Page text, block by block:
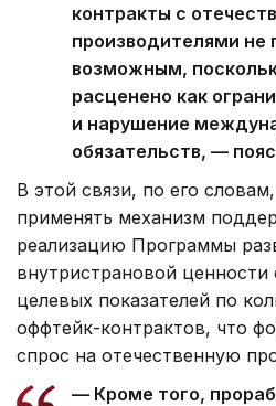
контракты с
производителями не
возможным,
расценено как
и нарушение
обязательств, —
В этой связи, по его
применять механизм
реализацию Программы
внутристрановой ценности
целевых показателей по
оффтейк-контрактов, что
спрос на отечественную
— Кроме того,